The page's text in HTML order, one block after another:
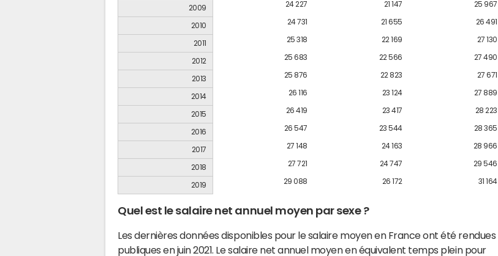
2009 24 227 21 147 25 967
2010 24 731 21 655 26 491
2011 25 318 22 169 27 130
2012 25 683 22 566 27 490
2013 25 876 22 823 27 671
2014 26 116 23 124 27 889
2015 26 419 23 417 28 223
2016 26 547 23 544 28 365
2017 27 148 24 163 28 966
2018 27 721 24 747 29 546
2019 29 088 26 172 31 164
Quel est le salaire net annuel moyen par sexe ?
Les dernières données disponibles pour le salaire moyen en France ont été rendues
publiques en juin 2021. Le salaire net annuel moyen en équivalent temps plein pour